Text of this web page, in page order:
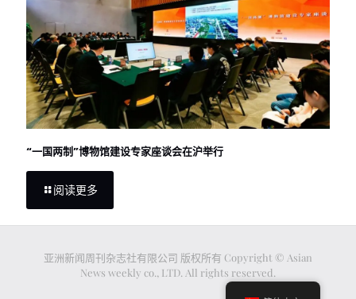
“一国两制”博物馆建设专家座谈会在沪举行
阅读更多
亚洲新闻周刊杂志社有限公司 版权所有 Copyright © Asian
News weekly co., LTD. All rights reserved.